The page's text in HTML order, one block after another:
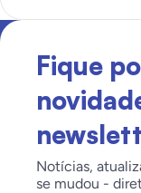
Fique
Notícias,
se mudou -